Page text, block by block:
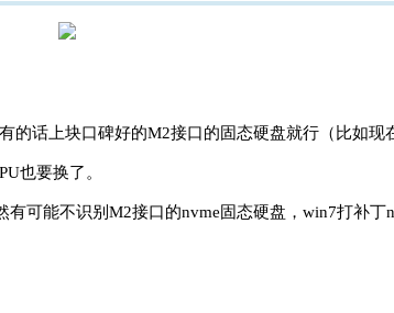
话上块口碑好的M2接口的固态硬盘就行（比如现
也要换了。
可能不识别M2接口的nvme固态硬盘，win7打补丁